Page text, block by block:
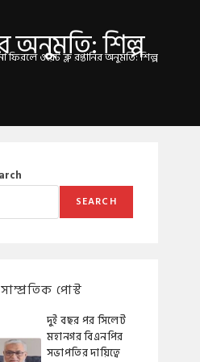
অনুমতি: শিল্প
ফিরলে ওয়েট ব্লু রপ্তানির অনুমতি: শিল্প ও বাণিজ্য
SEARCH
সাম্প্রতিক পোস্ট
দুই বছর পর সিলেট
মহানগর বিএনপির
সভাপতির দায়িত্বে